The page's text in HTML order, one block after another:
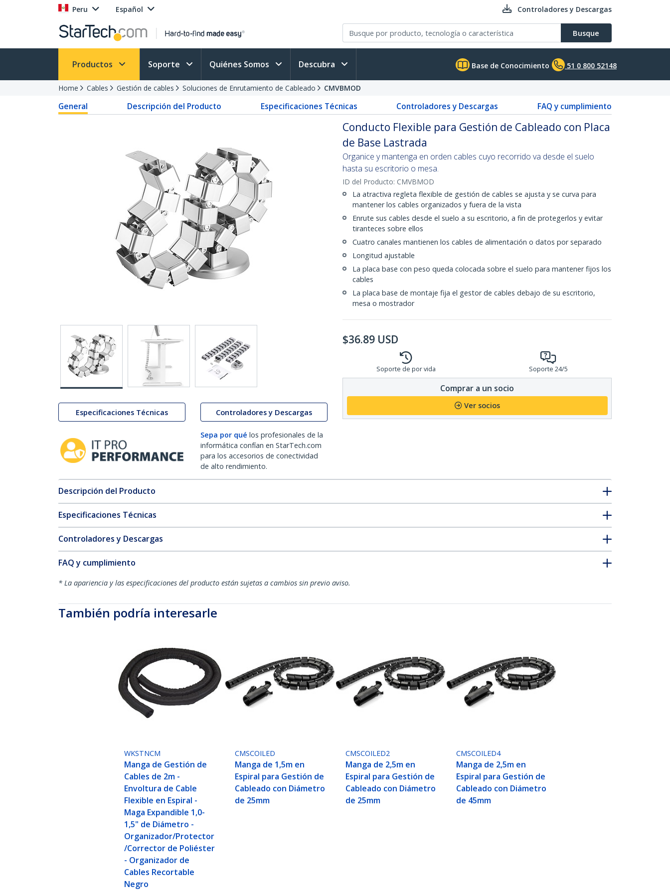
Peru Español Controladores y Descargas
Busque
Productos Soporte Quiénes Somos Descubra Base de Conocimiento 51 0 800 52148
Home Cables Gestión de cables Soluciones de Enrutamiento de Cableado CMVBMOD
General Descripción del Producto Especificaciones Técnicas Controladores y Descargas FAQ y cumplimiento
Especificaciones Técnicas Controladores y Descargas
Sepa por qué los profesionales de la
informática confían en StarTech.com
para los accesorios de conectividad
de alto rendimiento.
Conducto Flexible para Gestión de Cableado con Placa
de Base Lastrada
Organice y mantenga en orden cables cuyo recorrido va desde el suelo
hasta su escritorio o mesa.
ID del Producto: CMVBMOD
La atractiva regleta flexible de gestión de cables se ajusta y se curva para
mantener los cables organizados y fuera de la vista
Enrute sus cables desde el suelo a su escritorio, a fin de protegerlos y evitar
tiranteces sobre ellos
Cuatro canales mantienen los cables de alimentación o datos por separado
Longitud ajustable
La placa base con peso queda colocada sobre el suelo para mantener fijos los
cables
La placa base de montaje fija el gestor de cables debajo de su escritorio,
mesa o mostrador
$36.89 USD
Soporte de por vida Soporte 24/5
Comprar a un socio
Ver socios
Descripción del Producto
Especificaciones Técnicas
Controladores y Descargas
FAQ y cumplimiento
* La apariencia y las especificaciones del producto están sujetas a cambios sin previo aviso.
También podría interesarle
WKSTNCM
Manga de Gestión de
Cables de 2m -
Envoltura de Cable
Flexible en Espiral -
Maga Expandible 1,0-
1,5" de Diámetro -
Organizador/Protector
/Corrector de Poliéster
- Organizador de
Cables Recortable
Negro
CMSCOILED
Manga de 1,5m en
Espiral para Gestión de
Cableado con Diámetro
de 25mm
CMSCOILED2
Manga de 2,5m en
Espiral para Gestión de
Cableado con Diámetro
de 25mm
CMSCOILED4
Manga de 2,5m en
Espiral para Gestión de
Cableado con Diámetro
de 45mm